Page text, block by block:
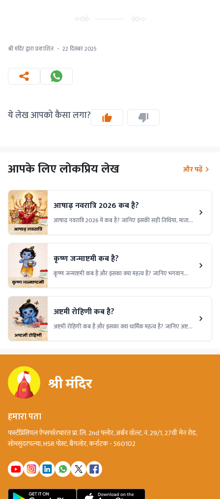
श्री मंदिर द्वारा प्रकाशित · 22 दिसंबर 2025
ये लेख आपको कैसा लगा?
आपके लिए लोकप्रिय लेख और पढ़ें
आषाढ़ नवरात्रि 2026 कब है?
आषाढ़ नवरात्रि 2026 में कब है? जानिए इसकी सही तिथियां, माता
विशेष उपायों की पूरी जानकारी।
कृष्ण जन्माष्टमी कब है?
कृष्ण जन्माष्टमी कब है और इसका क्या महत्व है? जानिए भगवान
धार्मिक महत्व और इस पावन पर्व से जुड़ी विशेष मान्यताओं के बारे में।
अष्टमी रोहिणी कब है?
अष्टमी रोहिणी कब है और इसका क्या धार्मिक महत्व है? जानिए अष्टमी
मान्यताएं, पूजा विधि और इस पावन पर्व की संपूर्ण जानकारी।
हमारा पता
फर्स्टप्रिंसिपल ऐप्सफॉरभारत प्रा. लि. 2nd फ्लोर, अर्बन वॉल्ट, नं. 29/1, 27वीं मेन रोड,
सोमसुंदरपल्या, HSR पोस्ट, बैंगलोर, कर्नाटक - 560102